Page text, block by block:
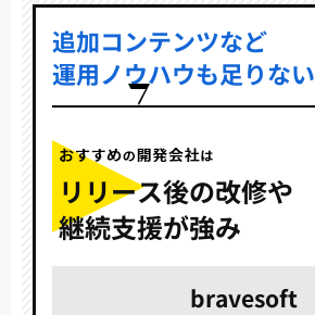
追加コンテンツなど
運用ノウハウも足りない
リリース後の改修や
継続支援が強み
bravesoft